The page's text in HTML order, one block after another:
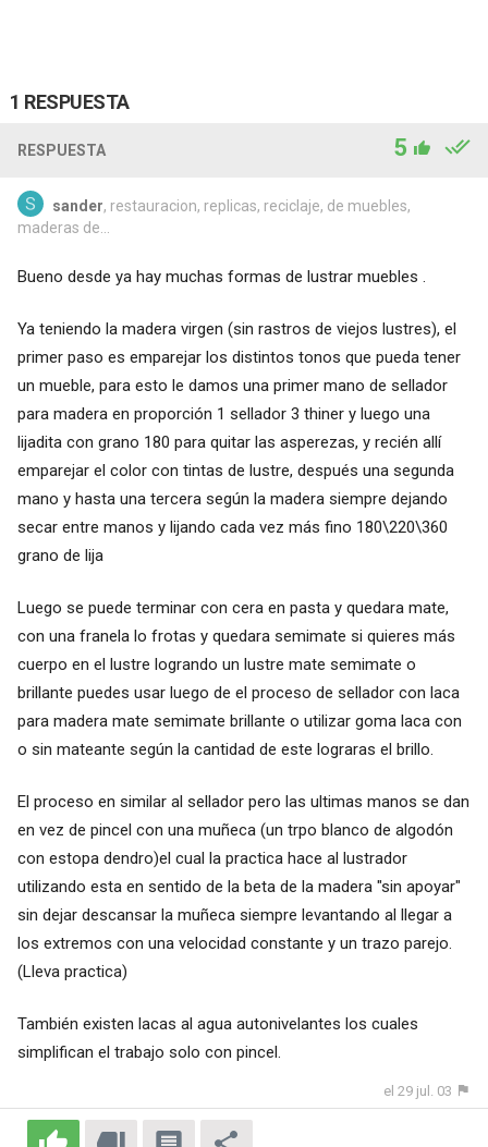
1 RESPUESTA
RESPUESTA 5
sander, restauracion, replicas, reciclaje, de muebles,
maderas de...
Bueno desde ya hay muchas formas de lustrar muebles .
Ya teniendo la madera virgen (sin rastros de viejos lustres), el
primer paso es emparejar los distintos tonos que pueda tener
un mueble, para esto le damos una primer mano de sellador
para madera en proporción 1 sellador 3 thiner y luego una
lijadita con grano 180 para quitar las asperezas, y recién allí
emparejar el color con tintas de lustre, después una segunda
mano y hasta una tercera según la madera siempre dejando
secar entre manos y lijando cada vez más fino 180\220\360
grano de lija
Luego se puede terminar con cera en pasta y quedara mate,
con una franela lo frotas y quedara semimate si quieres más
cuerpo en el lustre logrando un lustre mate semimate o
brillante puedes usar luego de el proceso de sellador con laca
para madera mate semimate brillante o utilizar goma laca con
o sin mateante según la cantidad de este lograras el brillo.
El proceso en similar al sellador pero las ultimas manos se dan
en vez de pincel con una muñeca (un trpo blanco de algodón
con estopa dendro)el cual la practica hace al lustrador
utilizando esta en sentido de la beta de la madera "sin apoyar"
sin dejar descansar la muñeca siempre levantando al llegar a
los extremos con una velocidad constante y un trazo parejo.
(Lleva practica)
También existen lacas al agua autonivelantes los cuales
simplifican el trabajo solo con pincel.
el 29 jul. 03